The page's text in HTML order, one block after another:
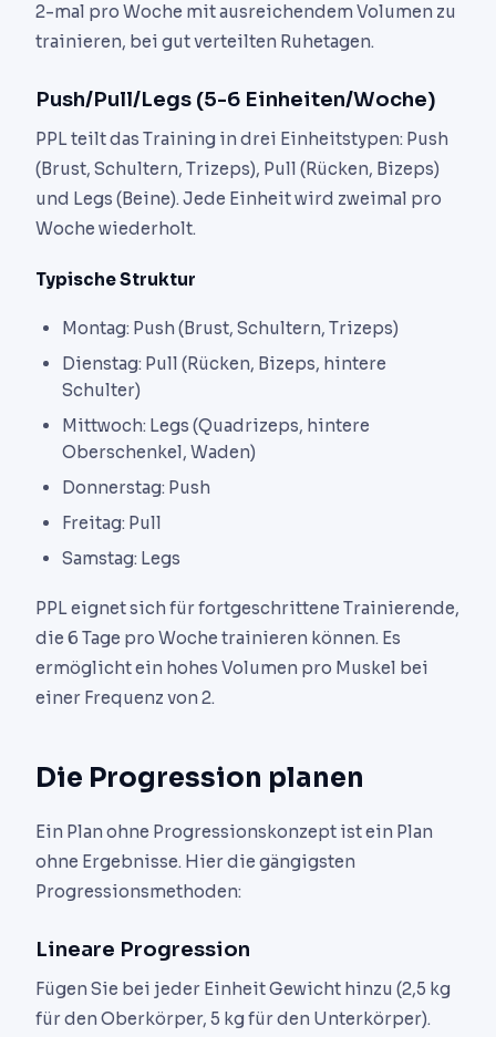
2-mal pro Woche mit ausreichendem Volumen zu
trainieren, bei gut verteilten Ruhetagen.
Push/Pull/Legs (5-6 Einheiten/Woche)
PPL teilt das Training in drei Einheitstypen: Push
(Brust, Schultern, Trizeps), Pull (Rücken, Bizeps)
und Legs (Beine). Jede Einheit wird zweimal pro
Woche wiederholt.
Typische Struktur
Montag: Push (Brust, Schultern, Trizeps)
Dienstag: Pull (Rücken, Bizeps, hintere
Schulter)
Mittwoch: Legs (Quadrizeps, hintere
Oberschenkel, Waden)
Donnerstag: Push
Freitag: Pull
Samstag: Legs
PPL eignet sich für fortgeschrittene Trainierende,
die 6 Tage pro Woche trainieren können. Es
ermöglicht ein hohes Volumen pro Muskel bei
einer Frequenz von 2.
Die Progression planen
Ein Plan ohne Progressionskonzept ist ein Plan
ohne Ergebnisse. Hier die gängigsten
Progressionsmethoden:
Lineare Progression
Fügen Sie bei jeder Einheit Gewicht hinzu (2,5 kg
für den Oberkörper, 5 kg für den Unterkörper).